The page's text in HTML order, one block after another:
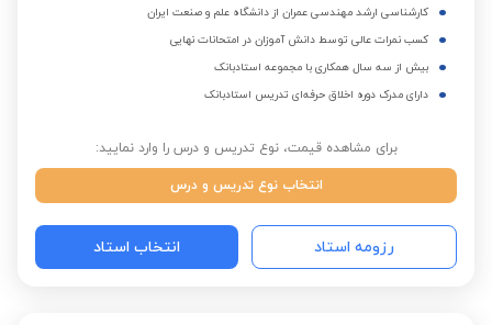
کارشناسی ارشد مهندسی عمران از دانشگاه علم و صنعت ایران
کسب نمرات عالی توسط دانش آموزان در امتحانات نهایی
بیش از سه سال همکاری با مجموعه استادبانک
دارای مدرک دوره اخلاق حرفه‌ای تدریس استادبانک
برای مشاهده قیمت، نوع تدریس و درس را وارد نمایید:
انتخاب نوع تدریس و درس
رزومه استاد انتخاب استاد